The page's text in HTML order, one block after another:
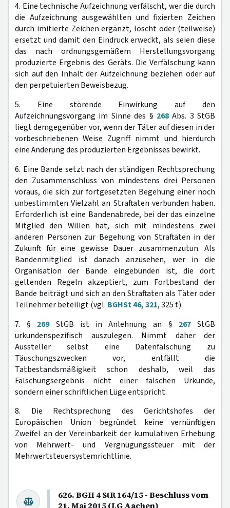
4. Eine technische Aufzeichnung verfälscht, wer die durch
die Aufzeichnung ausgewählten und fixierten Zeichen
durch imitierte Zeichen ergänzt, löscht oder (teilweise)
ersetzt und damit den Eindruck erweckt, als seien diese
das nach ordnungsgemäßem Herstellungsvorgang
produzierte Ergebnis des Geräts. Die Verfälschung kann
sich auf den Inhalt der Aufzeichnung beziehen oder auf
den perpetuierten Beweisbezug.
5. Eine störende Einwirkung auf den
Aufzeichnungsvorgang im Sinne des § 268Abs. 3 StGB
liegt demgegenüber vor, wenn der Täter auf diesen in der
vorbeschriebenen Weise Zugriff nimmt und hierdurch
eine Änderung des produzierten Ergebnisses bewirkt.
6. Eine Bande setzt nach der ständigen Rechtsprechung
den Zusammenschluss von mindestens drei Personen
voraus, die sich zur fortgesetzten Begehung einer noch
unbestimmten Vielzahl an Straftaten verbunden haben.
Erforderlich ist eine Bandenabrede, bei der das einzelne
Mitglied den Willen hat, sich mit mindestens zwei
anderen Personen zur Begehung von Straftaten in der
Zukunft für eine gewisse Dauer zusammenzutun. Als
Bandenmitglied ist danach anzusehen, wer in die
Organisation der Bande eingebunden ist, die dort
geltenden Regeln akzeptiert, zum Fortbestand der
Bande beiträgt und sich an den Straftaten als Täter oder
Teilnehmer beteiligt (vgl. BGHSt 46, 321, 325 f.).
7. § 269StGB ist in Anlehnung an § 267StGB
urkundenspezifisch auszulegen. Nimmt daher der
Aussteller selbst eine Datenfälschung zu
Täuschungszwecken vor, entfällt die
Tatbestandsmäßigkeit schon deshalb, weil das
Fälschungsergebnis nicht einer falschen Urkunde,
sondern einer schriftlichen Lüge entspricht.
8. Die Rechtsprechung des Gerichtshofes der
Europäischen Union begründet keine vernünftigen
Zweifel an der Vereinbarkeit der kumulativen Erhebung
von Mehrwert- und Vergnügungssteuer mit der
Mehrwertsteuersystemrichtlinie.
626. BGH 4 StR 164/15 - Beschluss vom
21. Mai 2015 (LG Aachen)